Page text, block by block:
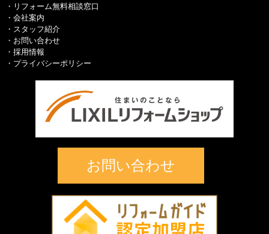
リフォーム無料相談窓口
会社案内
スタッフ紹介
お問い合わせ
採用情報
プライバシーポリシー
お問い合わせ